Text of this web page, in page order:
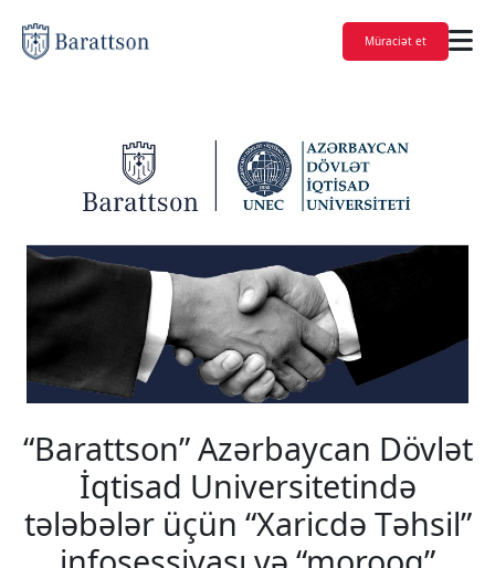
Müraciət et
“Barattson” Azərbaycan Dövlət
İqtisad Universitetində
tələbələr üçün “Xaricdə Təhsil”